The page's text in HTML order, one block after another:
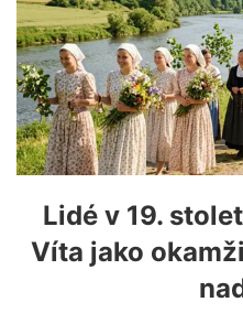
Lidé v 19.
Víta jako